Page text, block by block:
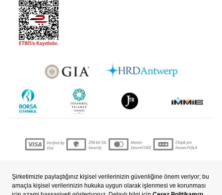
T-SoftE-TicaretSistemleriyle Hazırlanmıştır.